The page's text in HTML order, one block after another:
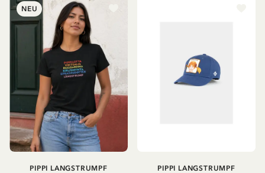
NEU
PIPPI LANGSTRUMPF PIPPI LANGSTRUMPF